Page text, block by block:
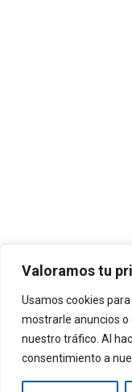
Valoramos tu
Usamos cookies
mostrarle anuncios
nuestro tráfico. Al
consentimiento a